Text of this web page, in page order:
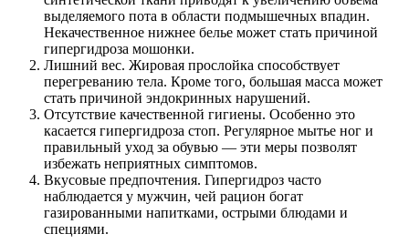
выделяемого пота в области подмышечных впадин.
Некачественное нижнее белье может стать причиной
гипергидроза мошонки.
Лишний вес. Жировая прослойка способствует
перегреванию тела. Кроме того, большая масса может
стать причиной эндокринных нарушений.
Отсутствие качественной гигиены. Особенно это
касается гипергидроза стоп. Регулярное мытье ног и
правильный уход за обувью — эти меры позволят
избежать неприятных симптомов.
Вкусовые предпочтения. Гипергидроз часто
наблюдается у мужчин, чей рацион богат
газированными напитками, острыми блюдами и
специями.